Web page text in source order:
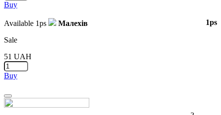
Buy
Available 1ps Малехів 1ps
Sale
51 UAH
Buy
Close